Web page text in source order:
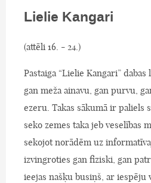
Lielie Kangari
(attēli 16. - 24.)
Pastaiga “Lielie Kangari”
gan meža ainavu, gan purvu,
ezeru. Takas sākumā ir paliels
seko zemes taka jeb veselības
sekojot norādēm uz
izvingroties gan fiziski, gan
ieejas našķu busiņš, ar iespēju